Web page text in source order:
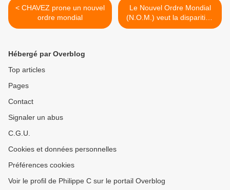
< CHAVEZ prone un nouvel
ordre mondial
Le Nouvel Ordre Mondial
(N.O.M.) veut la disparition
de l'Eglise >
Hébergé par Overblog
Top articles
Pages
Contact
Signaler un abus
C.G.U.
Cookies et données personnelles
Préférences cookies
Voir le profil de Philippe C sur le portail Overblog